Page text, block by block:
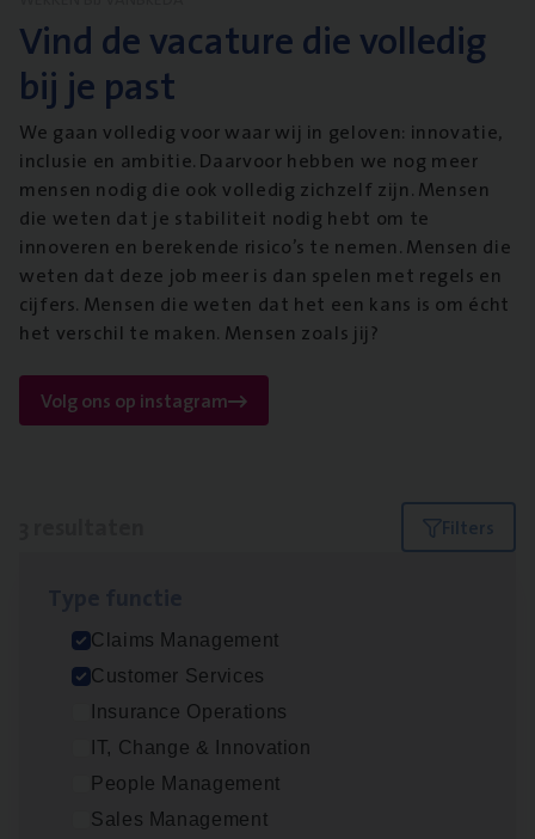
Vind de vacature die volledig
bij je past
We gaan volledig voor waar wij in geloven: innovatie,
inclusie en ambitie. Daarvoor hebben we nog meer
mensen nodig die ook volledig zichzelf zijn. Mensen
die weten dat je stabiliteit nodig hebt om te
innoveren en berekende risico’s te nemen. Mensen die
weten dat deze job meer is dan spelen met regels en
cijfers. Mensen die weten dat het een kans is om écht
het verschil te maken. Mensen zoals jij?
Volg ons op instagram
Filters
Claims Management
Customer Services
Insurance Operations
IT, Change & Innovation
People Management
Sales Management
Claims­hand­ler Fleet&
Claims Management
Antwerpen
Cus­to­mer Care Expert